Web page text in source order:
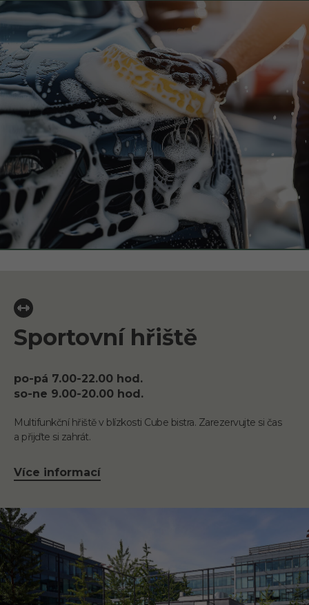
Sportovní hřiště
po-pá 7.00-22.00 hod.
so-ne 9.00-20.00 hod.
Multifunkční hřiště v blízkosti Cube bistra. Zarezervujte si čas
a přijďte si zahrát.
Více informací